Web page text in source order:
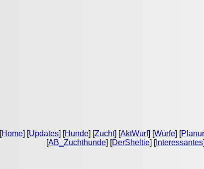
[Home] [Updates] [Hunde] [Zucht] [AktWurf] [Würfe] [
[AB_Zuchthunde] [DerSheltie] [Interessantes